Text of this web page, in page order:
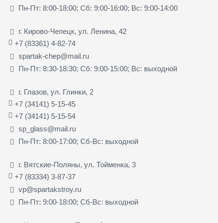
Пн-Пт: 8:00-18:00; Сб: 9:00-16:00; Вс: 9:00-14:00
г. Кирово-Чепецк, ул. Ленина, 42
+7 (83361) 4-82-74
spartak-chep@mail.ru
Пн-Пт: 8:30-18:30; Сб: 9:00-15:00; Вс: выходной
г. Глазов, ул. Глинки, 2
+7 (34141) 5-15-45
+7 (34141) 5-15-54
sp_glass@mail.ru
Пн-Пт: 8:00-17:00; Сб-Вс: выходной
г. Вятские-Поляны, ул. Тойменка, 3
+7 (83334) 3-87-37
vp@spartakstroy.ru
Пн-Пт: 9:00-18:00; Сб-Вс: выходной